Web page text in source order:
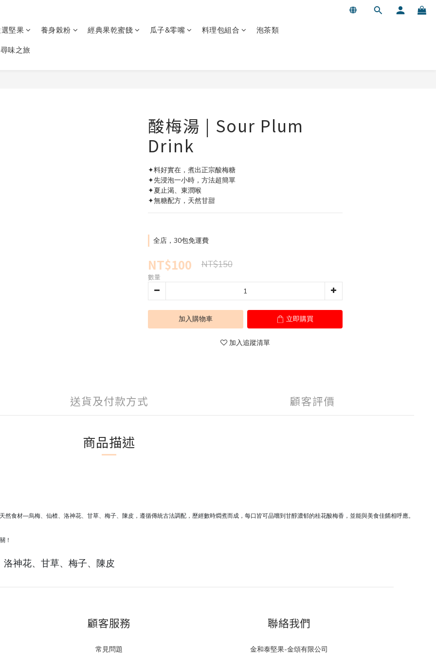
堅果 養身榖粉 經典果乾蜜餞 瓜子&零嘴 料理包組合 泡茶類
味之旅
酸梅湯 | Sour Plum
Drink
✦料好實在，煮出正宗酸梅糖
✦先浸泡一小時，方法超簡單
✦夏止渴、東潤喉
✦無糖配方，天然甘甜
全店，30包免運費
NT$100 NT$150
數量
加入購物車 立即購買
加入追蹤清單
送貨及付款方式 顧客評價
商品描述
然食材—烏梅、仙楂、洛神花、甘草、梅子、陳皮，遵循傳統古法調配，歷經數時燜煮而成，每口皆可品嚐到甘醇濃郁的桂花酸梅香，並能與美食佳餚相呼應。
！
洛神花、甘草、梅子、陳皮
顧客服務
常見問題
聯絡我們
金和泰堅果-金頌有限公司